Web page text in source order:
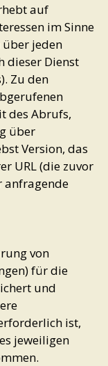
auf
im Sinne
über jeden
dieser Dienst
Zu den
des Abrufs,
über
Version, das
URL (die zuvor
anfragende
von
für die
und
ist,
jeweiligen